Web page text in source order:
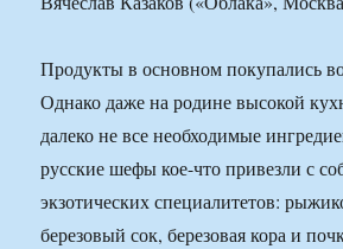
Продукты в основном покупались
Однако даже на родине высокой
далеко не все необходимые
русские шефы кое-что привезли с
экзотических специалитетов:
березовый сок, березовая кора и